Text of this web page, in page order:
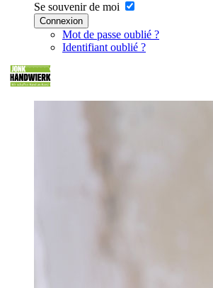
Se souvenir de moi
Connexion
Mot de passe oublié ?
Identifiant oublié ?